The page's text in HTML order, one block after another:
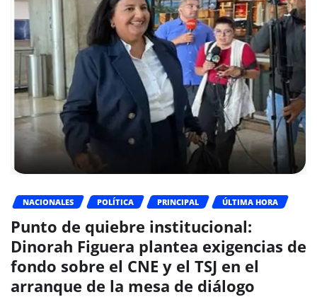
NACIONALES POLÍTICA PRINCIPAL ÚLTIMA HORA
Punto de quiebre institucional:
Dinorah Figuera plantea exigencias de
fondo sobre el CNE y el TSJ en el
arranque de la mesa de diálogo